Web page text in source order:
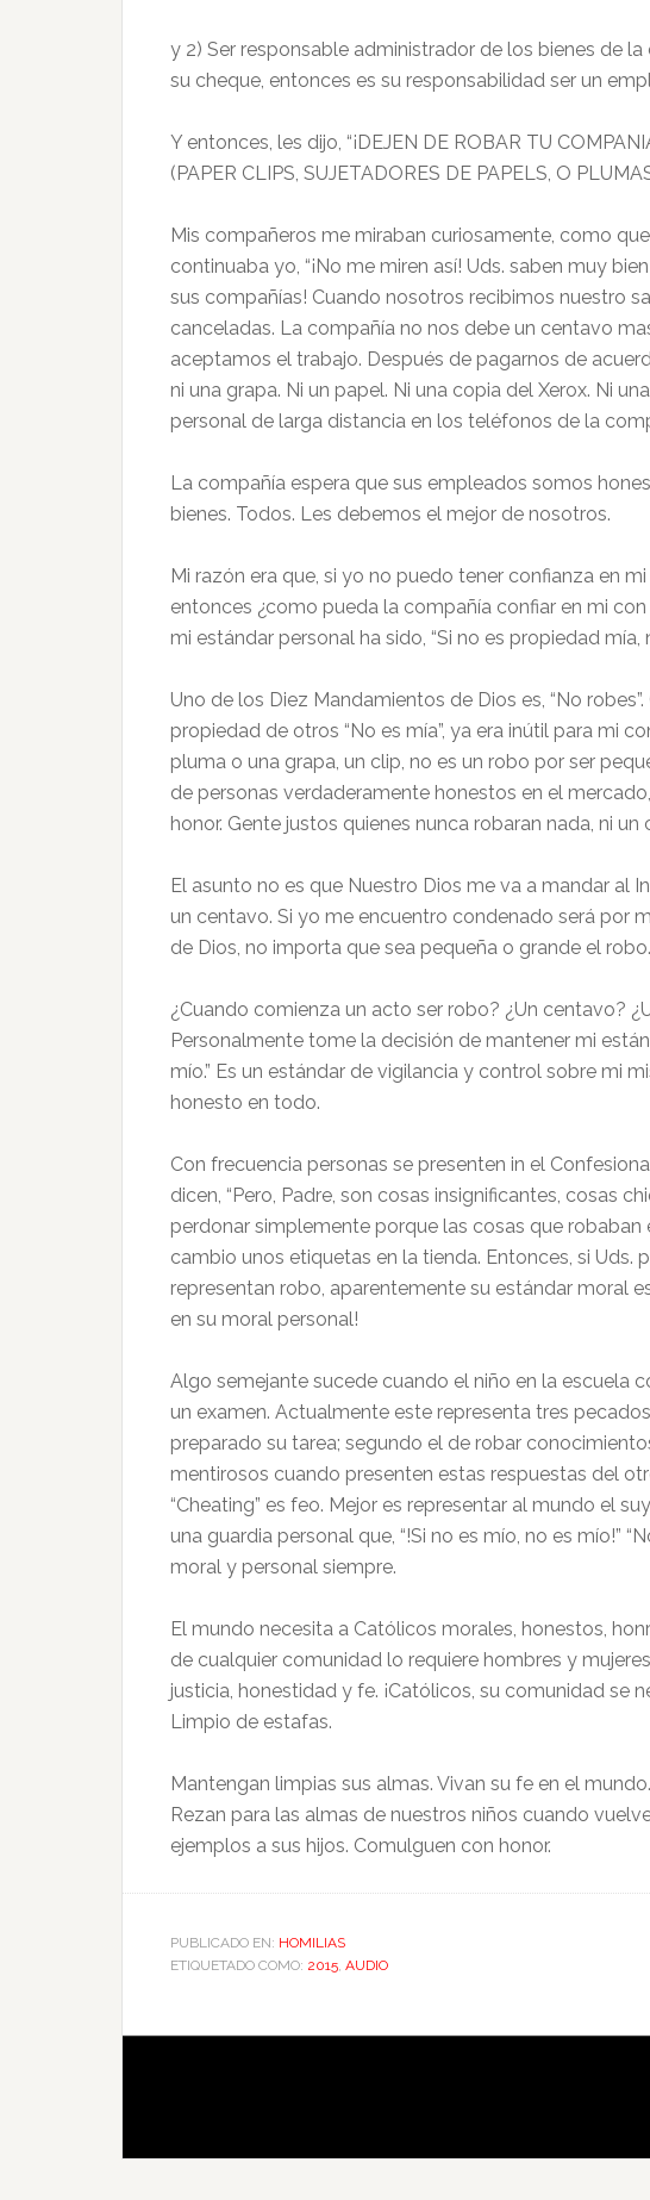
y 2) Ser responsable administrador de los bienes de
su cheque, entonces es su responsabilidad ser un
Y entonces, les dijo, “¡DEJEN DE ROBAR TU
(PAPER CLIPS, SUJETADORES DE PAPELS, O
Mis compañeros me miraban curiosamente, como
continuaba yo, “¡No me miren así! Uds. saben muy
sus compañías! Cuando nosotros recibimos nuestro
canceladas. La compañía no nos debe un centavo
aceptamos el trabajo. Después de pagarnos de
ni una grapa. Ni un papel. Ni una copia del Xerox. Ni
personal de larga distancia en los teléfonos de la
La compañía espera que sus empleados somos
bienes. Todos. Les debemos el mejor de nosotros.
Mi razón era que, si yo no puedo tener confianza en
entonces ¿como pueda la compañía confiar en mi
mi estándar personal ha sido, “Si no es propiedad mía,
Uno de los Diez Mandamientos de Dios es, “No
propiedad de otros “No es mía”, ya era inútil para mi
pluma o una grapa, un clip, no es un robo por ser
de personas verdaderamente honestos en el
honor. Gente justos quienes nunca robaran nada, ni un
El asunto no es que Nuestro Dios me va a mandar al
un centavo. Si yo me encuentro condenado será por
de Dios, no importa que sea pequeña o grande el robo.
¿Cuando comienza un acto ser robo? ¿Un centavo?
Personalmente tome la decisión de mantener mi
mío.” Es un estándar de vigilancia y control sobre mi
honesto en todo.
Con frecuencia personas se presenten in el
dicen, “Pero, Padre, son cosas insignificantes, cosas
perdonar simplemente porque las cosas que
cambio unos etiquetas en la tienda. Entonces, si Uds.
representan robo, aparentemente su estándar moral
en su moral personal!
Algo semejante sucede cuando el niño en la escuela
un examen. Actualmente este representa tres
preparado su tarea; segundo el de robar
mentirosos cuando presenten estas respuestas del
“Cheating” es feo. Mejor es representar al mundo el
una guardia personal que, “!Si no es mío, no es mío!”
moral y personal siempre.
El mundo necesita a Católicos morales, honestos,
de cualquier comunidad lo requiere hombres y
justicia, honestidad y fe. ¡Católicos, su comunidad se
Limpio de estafas.
Mantengan limpias sus almas. Vivan su fe en el
Rezan para las almas de nuestros niños cuando
ejemplos a sus hijos. Comulguen con honor.
PUBLICADO EN: HOMILIAS
ETIQUETADO COMO: 2015, AUDIO